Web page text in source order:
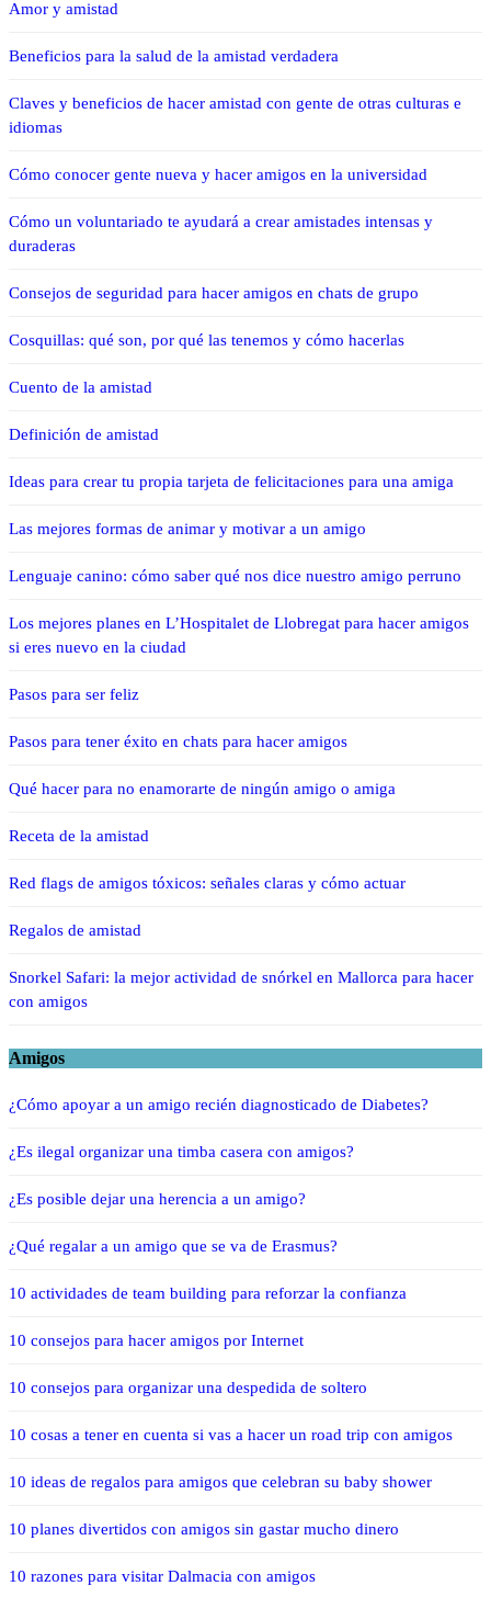
Amor y amistad
Beneficios para la salud de la amistad verdadera
Claves y beneficios de hacer amistad con gente de otras culturas e
idiomas
Cómo conocer gente nueva y hacer amigos en la universidad
Cómo un voluntariado te ayudará a crear amistades intensas y
duraderas
Consejos de seguridad para hacer amigos en chats de grupo
Cosquillas: qué son, por qué las tenemos y cómo hacerlas
Cuento de la amistad
Definición de amistad
Ideas para crear tu propia tarjeta de felicitaciones para una amiga
Las mejores formas de animar y motivar a un amigo
Lenguaje canino: cómo saber qué nos dice nuestro amigo perruno
Los mejores planes en L’Hospitalet de Llobregat para hacer amigos
si eres nuevo en la ciudad
Pasos para ser feliz
Pasos para tener éxito en chats para hacer amigos
Qué hacer para no enamorarte de ningún amigo o amiga
Receta de la amistad
Red flags de amigos tóxicos: señales claras y cómo actuar
Regalos de amistad
Snorkel Safari: la mejor actividad de snórkel en Mallorca para hacer
con amigos
Amigos
¿Cómo apoyar a un amigo recién diagnosticado de Diabetes?
¿Es ilegal organizar una timba casera con amigos?
¿Es posible dejar una herencia a un amigo?
¿Qué regalar a un amigo que se va de Erasmus?
10 actividades de team building para reforzar la confianza
10 consejos para hacer amigos por Internet
10 consejos para organizar una despedida de soltero
10 cosas a tener en cuenta si vas a hacer un road trip con amigos
10 ideas de regalos para amigos que celebran su baby shower
10 planes divertidos con amigos sin gastar mucho dinero
10 razones para visitar Dalmacia con amigos